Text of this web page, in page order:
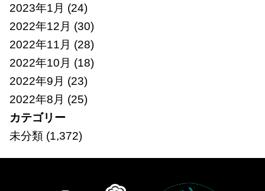
2023年1月 (24)
2022年12月 (30)
2022年11月 (28)
2022年10月 (18)
2022年9月 (23)
2022年8月 (25)
カテゴリー
未分類(1,372)